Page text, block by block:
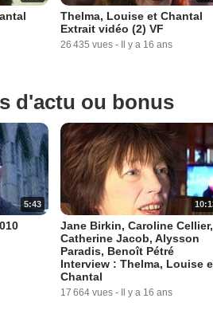
Thelma, Louise et Chantal
Extrait vidéo (2) VF
26 435 vues - Il y a 16 ans
d'actu ou bonus
5:43
Jane Birkin, Caroline Cellier,
Catherine Jacob, Alysson
Paradis, Benoît Pétré
Interview : Thelma, Louise
Chantal
17 664 vues - Il y a 16 ans